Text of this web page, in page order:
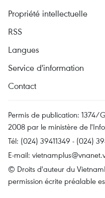
Propriété intellectuelle
RSS
Langues
Service d'information
Contact
Permis de publication: 1374/
2008 par le ministère de
Tél: (024) 39411349 - (024)
E-mail:
© Droits d'auteur du
permission écrite préalable